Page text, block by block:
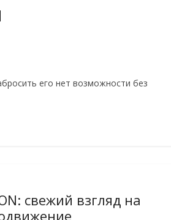
его нет возможности без
свежий взгляд на